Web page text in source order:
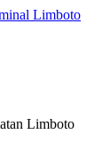
Limboto
Limboto